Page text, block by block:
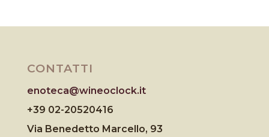
CONTATTI
enoteca@wineoclock.it
+39 02-20520416
Via Benedetto Marcello, 93